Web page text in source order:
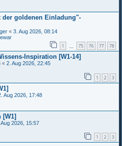
der goldenen Einladung"-
« 3. Aug 2026, 08:14
1 75 76 77 78
Inspiration [W1-14]
« 2. Aug 2026, 22:45
1 2 3
Aug 2026, 17:48
[W1]
Aug 2026, 15:57
1 2 3